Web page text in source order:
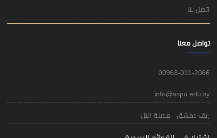
اتصل بنا
تواصل معنا
00963-011-2066
info@aspu.edu.sy
ريف دمشق - مدينة التل